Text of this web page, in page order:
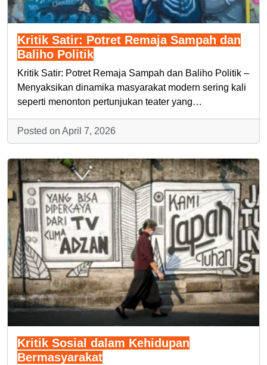
Kritik Satir: Potret Remaja Sampah dan
Baliho Politik
Kritik Satir: Potret Remaja Sampah dan Baliho Politik –
Menyaksikan dinamika masyarakat modern sering kali
seperti menonton pertunjukan teater yang…
Posted on April 7, 2026
Kritik Sosial dalam Kehidupan
Bermasyarakat